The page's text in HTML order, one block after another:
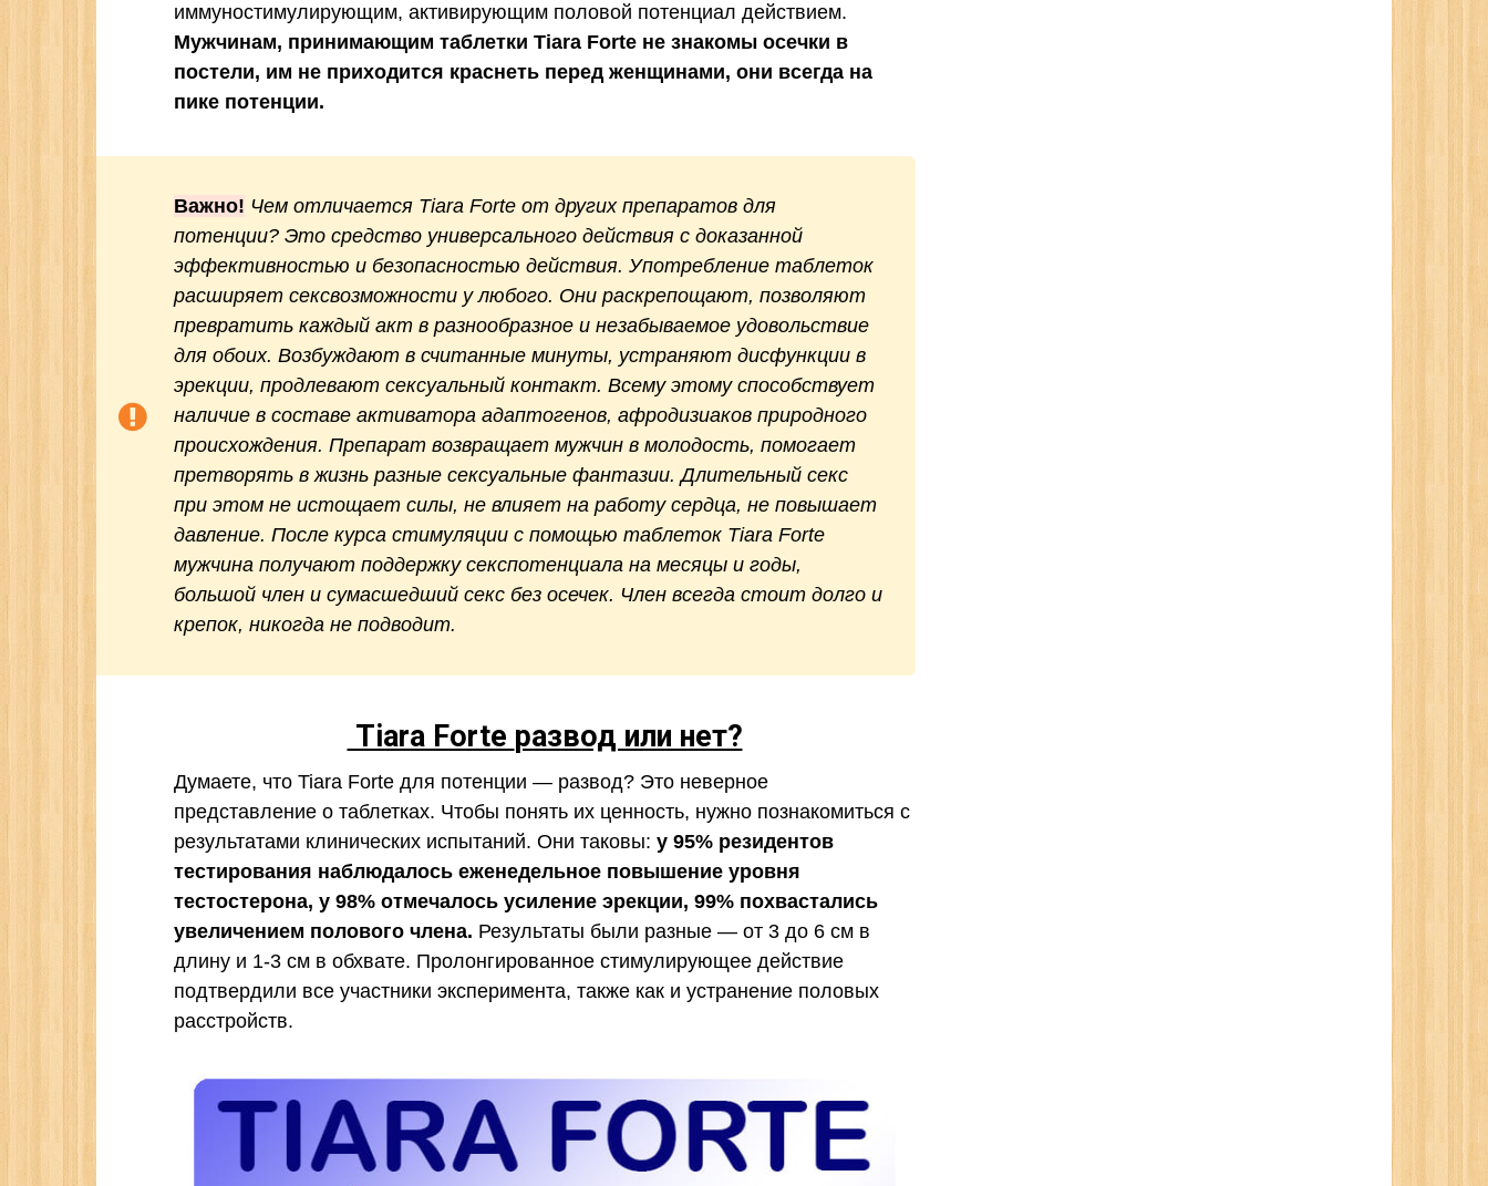
иммуностимулирующим, активирующим половой потенциал действием.
Мужчинам, принимающим таблетки Tiara Forte не знакомы осечки в
постели, им не приходится краснеть перед женщинами, они всегда на
пике потенции.
Важно! Чем отличается Tiara Forte от других препаратов для
потенции? Это средство универсального действия с доказанной
эффективностью и безопасностью действия. Употребление таблеток
расширяет сексвозможности у любого. Они раскрепощают, позволяют
превратить каждый акт в разнообразное и незабываемое удовольствие
для обоих. Возбуждают в считанные минуты, устраняют дисфункции в
эрекции, продлевают сексуальный контакт. Всему этому способствует
наличие в составе активатора адаптогенов, афродизиаков природного
происхождения. Препарат возвращает мужчин в молодость, помогает
претворять в жизнь разные сексуальные фантазии. Длительный секс
при этом не истощает силы, не влияет на работу сердца, не повышает
давление. После курса стимуляции с помощью таблеток Tiara Forte
мужчина получают поддержку секспотенциала на месяцы и годы,
большой член и сумасшедший секс без осечек. Член всегда стоит долго и
крепок, никогда не подводит.
Tiara Forte развод или нет?
Думаете, что Tiara Forte для потенции — развод? Это неверное
представление о таблетках. Чтобы понять их ценность, нужно познакомиться с
результатами клинических испытаний. Они таковы: у 95% резидентов
тестирования наблюдалось еженедельное повышение уровня
тестостерона, у 98% отмечалось усиление эрекции, 99% похвастались
увеличением полового члена. Результаты были разные — от 3 до 6 см в
длину и 1-3 см в обхвате. Пролонгированное стимулирующее действие
подтвердили все участники эксперимента, также как и устранение половых
расстройств.